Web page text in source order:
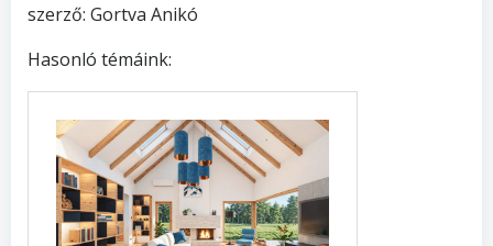
szerző: Gortva Anikó
Hasonló témáink: